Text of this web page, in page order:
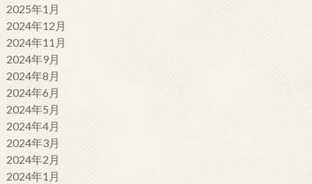
2025年1月
2024年12月
2024年11月
2024年9月
2024年8月
2024年6月
2024年5月
2024年4月
2024年3月
2024年2月
2024年1月